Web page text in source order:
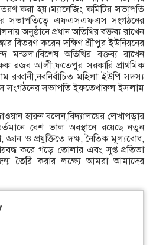
করা হয়।ম্যানেজিং কমিটির সভাপতি
সভাপতিত্বে এফএসএফএস সংগঠনের
অনুষ্ঠানে প্রধান অতিথির বক্তব্য রাখেন
বিতরণ করেন দক্ষিণ শ্রীপুর ইউনিয়নের
মন্ডল।বিশেষ অতিথির বক্তব্য রাখেন
রজব আলী,ফতেপুর সরকারি প্রাথমিক
রব্বানী,নবনির্বাচিত মহিলা ইউপি সদস্য
সভাপতি ইফতেখারুল ইসলাম
হারুন বলেন,বিদ্যালয়ের লেখাপড়ার
বেশ ভাল অবস্থানে রয়েছে।নতুন
জ্ঞান ও প্রযুক্তিতে দক্ষ, নৈতিক মূল্যবোধ,
করে গড়ে তোলার এবং সুপ্ত প্রতিভা
তৈরি করার লক্ষ্যে আমরা আমাদের